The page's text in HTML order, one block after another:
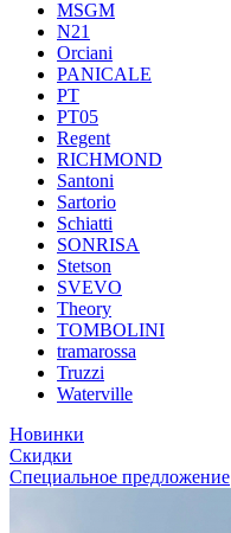
MSGM
N21
Orciani
PANICALE
PT
PT05
Regent
RICHMOND
Santoni
Sartorio
Schiatti
SONRISA
Stetson
SVEVO
Theory
TOMBOLINI
tramarossa
Truzzi
Waterville
Новинки
Скидки
Специальное предложение